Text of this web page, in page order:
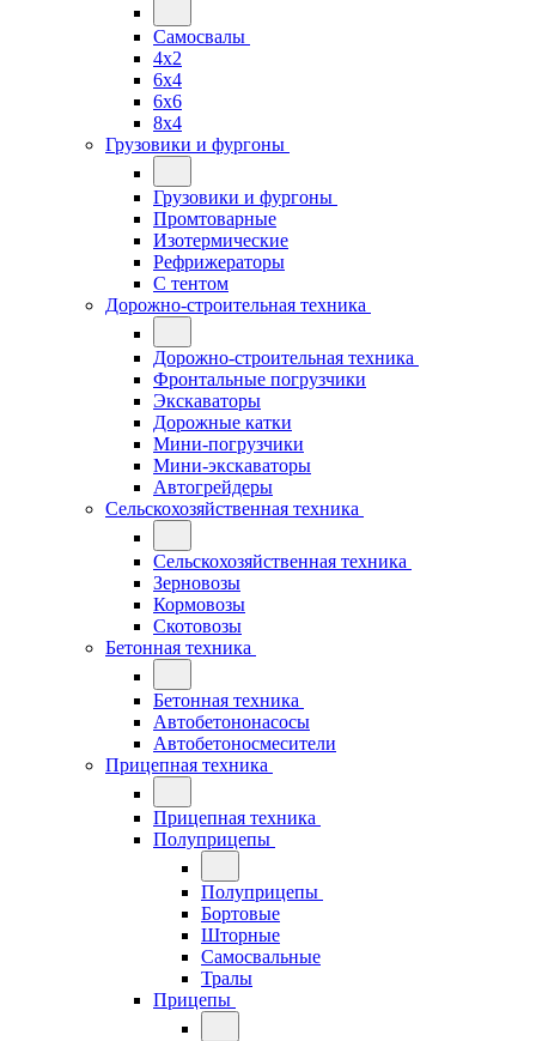
Самосвалы
4x2
6x4
6x6
8x4
Грузовики и фургоны
Грузовики и фургоны
Промтоварные
Изотермические
Рефрижераторы
С тентом
Дорожно-строительная техника
Дорожно-строительная техника
Фронтальные погрузчики
Экскаваторы
Дорожные катки
Мини-погрузчики
Мини-экскаваторы
Автогрейдеры
Сельскохозяйственная техника
Сельскохозяйственная техника
Зерновозы
Кормовозы
Скотовозы
Бетонная техника
Бетонная техника
Автобетононасосы
Автобетоносмесители
Прицепная техника
Прицепная техника
Полуприцепы
Полуприцепы
Бортовые
Шторные
Самосвальные
Тралы
Прицепы